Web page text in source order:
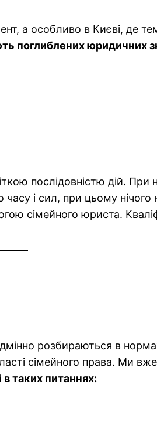
а особливо в Києві, де
поглиблених юридичних
послідовністю дій.
і сил, при цьому
сімейного юриста.
розбираються в
сімейного права. Ми
в таких питаннях: